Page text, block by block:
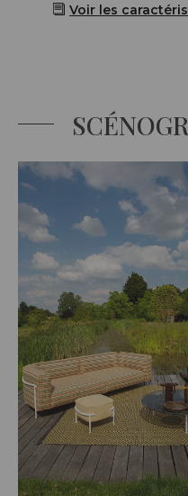
Voir les